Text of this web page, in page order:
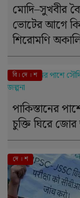
মোদি–সুখবীর
ভোটের আগে
শিরোমণি
বি। দে । শ
পাকিস্তানের
চুক্তি ঘিরে জোর
দে । শ